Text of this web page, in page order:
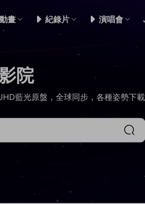
畫 紀錄片 演唱會
院
藍光原盤，全球同步，各種姿勢下載